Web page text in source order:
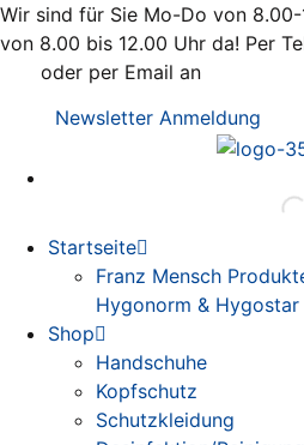
Zum
Inhalt
springen
Wir sind für Sie Mo-Do von
von 8.00 bis 12.00 Uhr da! Per
oder per Email an
Newsletter Anmeldung
Startseite
Franz Mensch
Hygonorm & Hygostar
Shop
Handschuhe
Kopfschutz
Schutzkleidung